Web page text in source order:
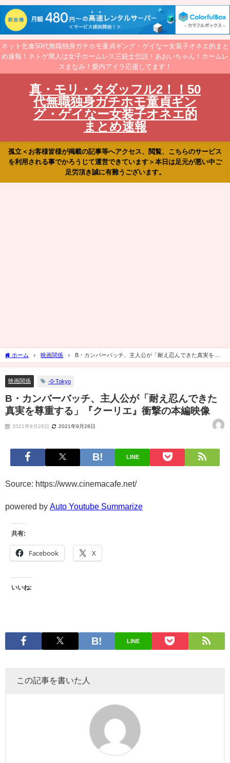
ネット乞食50代無職独身ガチホモ童貞ギング・ゲイなー女装子オネエ的まと
め速報！ネトゲ廃人は女子ホームレス三銃士伝説！あおいちゃん！ホームレ
スまなみ！愛内アイラ応援してます！
真・モリ・タダッフル2！！50
代無職独身ガチホモ童貞ギン
グ・ゲイなー女装子オネエ的
まとめ速報
孤立＜お客様皆様が掲載の記事等へアクセス、閲覧、こちらのサービス
を利用される事でかろうじて運営できています＞本日は足元が悪い中ご
足労頂き誠に有難うございます。
ホーム 映画関係
B・カンバーバッチ、主人公が「耐え忍んできた真実を尊
重する」『クーリエ』衝撃の本編映像
映画関係 -0-Tokyo
B・カンバーバッチ、主人公が「耐え忍んできた
真実を尊重する」『クーリエ』衝撃の本編映像
2021年9月28日 2021年9月28日
LINE
Source: https://www.cinemacafe.net/
powered by Auto Youtube Summarize
共有:
Facebook X
いいね:
LINE
この記事を書いた人